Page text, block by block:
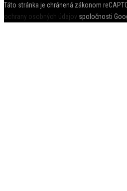
Táto stránka je chránená zákonom
ochrany osobných údajov spoločnosti